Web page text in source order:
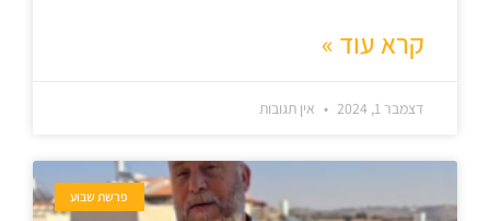
קרא עוד »
דצמבר 1, 2024 אין תגובות
פרשת שבוע